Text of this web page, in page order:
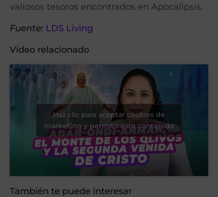
valiosos tesoros encontrados en Apocalipsis.
Fuente: LDS Living
Video relacionado
Haz clic para aceptar cookies de
marketing y permitir este contenido
También te puede interesar